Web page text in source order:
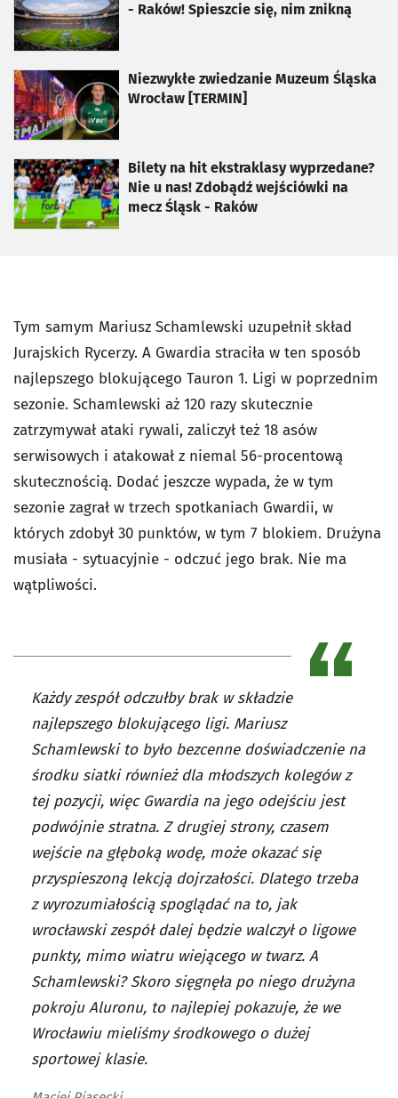
- Raków! Spieszcie się, nim znikną
Niezwykłe zwiedzanie Muzeum Śląska
Wrocław [TERMIN]
otworzy się w nowej karcie
Bilety na hit ekstraklasy wyprzedane?
Nie u nas! Zdobądź wejściówki na
mecz Śląsk - Raków
otworzy się w nowej karcie
Tym samym Mariusz Schamlewski uzupełnił skład
Jurajskich Rycerzy. A Gwardia straciła w ten sposób
najlepszego blokującego Tauron 1. Ligi w poprzednim
sezonie. Schamlewski aż 120 razy skutecznie
zatrzymywał ataki rywali, zaliczył też 18 asów
serwisowych i atakował z niemal 56-procentową
skutecznością. Dodać jeszcze wypada, że w tym
sezonie zagrał w trzech spotkaniach Gwardii, w
których zdobył 30 punktów, w tym 7 blokiem. Drużyna
musiała - sytuacyjnie - odczuć jego brak. Nie ma
wątpliwości.
Każdy zespół odczułby brak w składzie
najlepszego blokującego ligi. Mariusz
Schamlewski to było bezcenne doświadczenie na
środku siatki również dla młodszych kolegów z
tej pozycji, więc Gwardia na jego odejściu jest
podwójnie stratna. Z drugiej strony, czasem
wejście na głęboką wodę, może okazać się
przyspieszoną lekcją dojrzałości. Dlatego trzeba
z wyrozumiałością spoglądać na to, jak
wrocławski zespół dalej będzie walczył o ligowe
punkty, mimo wiatru wiejącego w twarz. A
Schamlewski? Skoro sięgnęła po niego drużyna
pokroju Aluronu, to najlepiej pokazuje, że we
Wrocławiu mieliśmy środkowego o dużej
sportowej klasie.